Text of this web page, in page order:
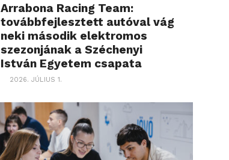
Arrabona Racing Team:
továbbfejlesztett autóval vág
neki második elektromos
szezonjának a Széchenyi
István Egyetem csapata
2026. JÚLIUS 1.